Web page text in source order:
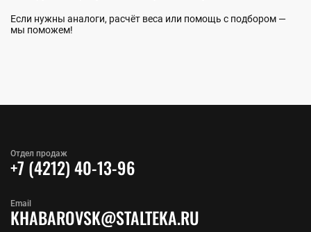
Если нужны аналоги, расчёт веса или помощь с подбором —
мы поможем!
Отдел продаж
+7 (4212) 40-13-96
Email
KHABAROVSK@STALTEKA.RU